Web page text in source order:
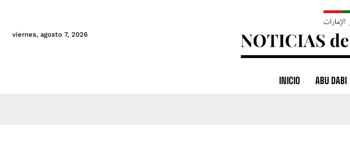
viernes, agosto 7, 2026
INICIO ABU DABI